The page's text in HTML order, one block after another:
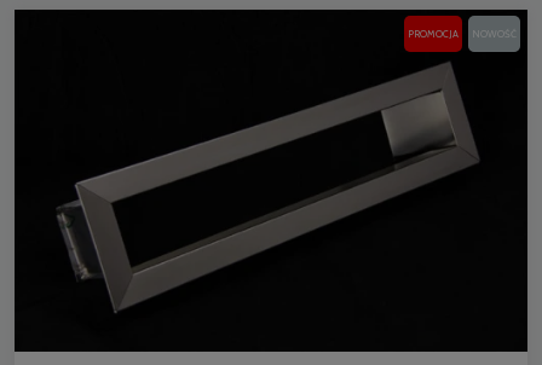
PROMOCJA NOWOŚĆ